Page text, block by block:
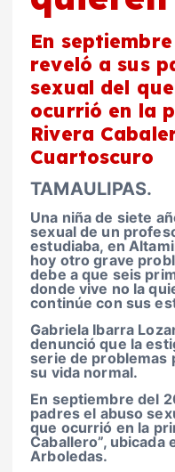
En
reveló a sus
sexual del
ocurrió en la
Rivera
Cuartoscuro
TAMAULIPAS.
Una niña de siete
sexual de un
estudiaba, en
hoy otro grave
debe a que seis
donde vive no la
continúe con sus
Gabriela Ibarra
denunció que la
serie de problemas
su vida normal.
En septiembre del
padres el abuso
que ocurrió en la
Caballero”, ubicada
Arboledas.